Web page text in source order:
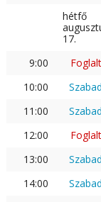
hétfő
17.
9:00
Foglalt
10:00
Szabad
11:00
Szabad
12:00
Foglalt
13:00
Szabad
14:00
Szabad